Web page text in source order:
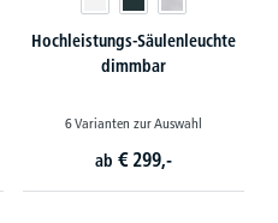
Hochleistungs-Säulenleuchte
dimmbar
6 Varianten zur Auswahl
ab € 299,-